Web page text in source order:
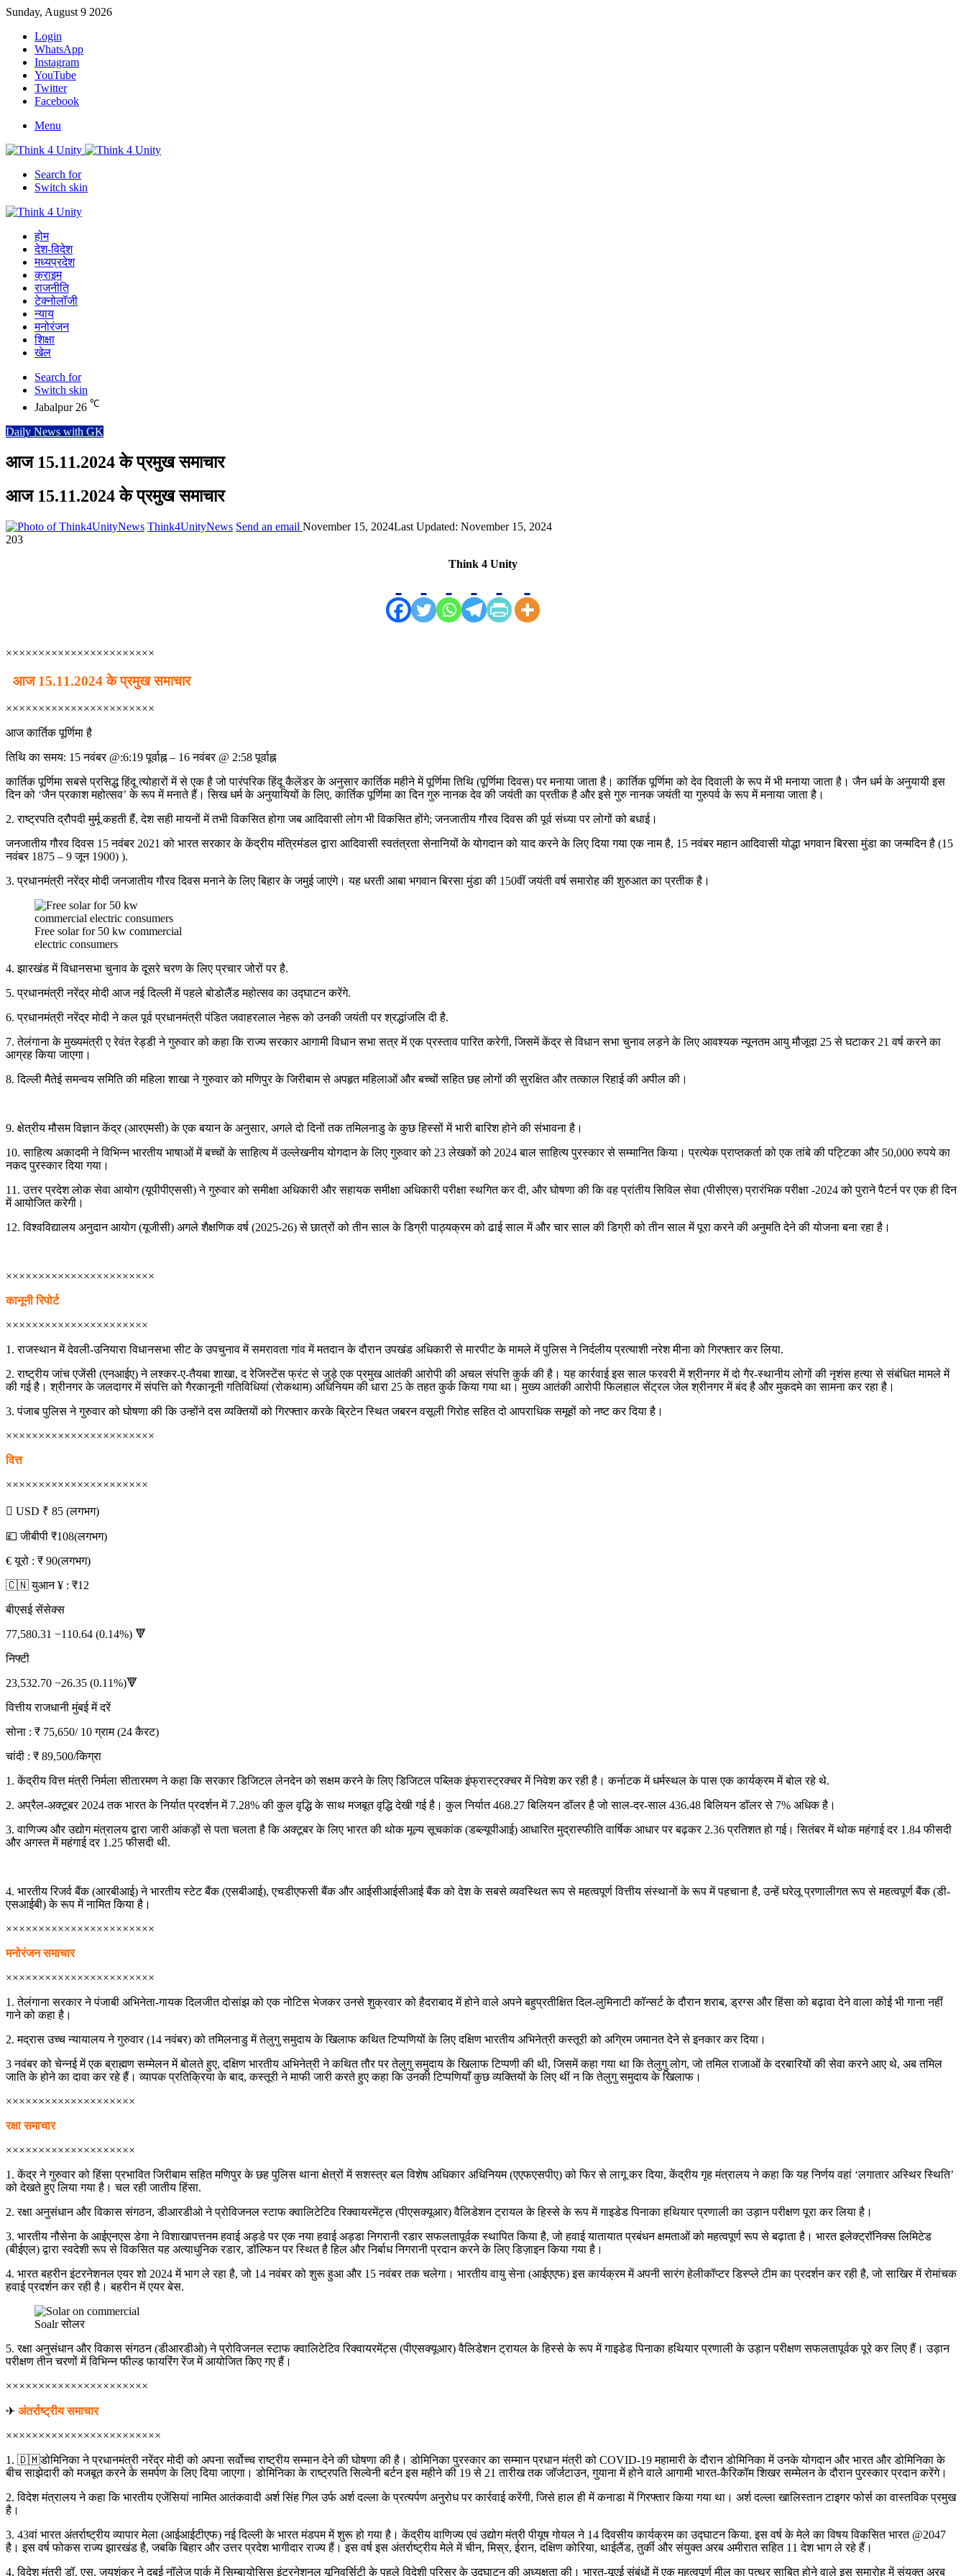
Sunday, August 9 2026
Login
WhatsApp
Instagram
YouTube
Twitter
Facebook
Menu
Search for
Switch skin
होम
देश-विदेश
मध्यप्रदेश
क्राइम
राजनीति
टेक्नोलॉजी
न्याय
मनोरंजन
शिक्षा
खेल
Search for
Switch skin
Jabalpur 26 ℃
Daily News with GK
आज 15.11.2024 के प्रमुख समाचार
आज 15.11.2024 के प्रमुख समाचार
Think4UnityNews Send an email November 15, 2024Last Updated: November 15, 2024
203
Think 4 Unity
×××××××××××××××××××××××
आज 15.11.2024 के प्रमुख समाचार
×××××××××××××××××××××××
आज कार्तिक पूर्णिमा है
तिथि का समय: 15 नवंबर @:6:19 पूर्वाह्न – 16 नवंबर @ 2:58 पूर्वाह्न
कार्तिक पूर्णिमा सबसे प्रसिद्ध हिंदू त्योहारों में से एक है जो पारंपरिक हिंदू कैलेंडर के अनुसार कार्तिक महीने में पूर्णिमा तिथि (पूर्णिमा दिवस) पर मनाया जाता है। कार्तिक पूर्णिमा को देव दिवाली के रूप में भी मनाया जाता है। जैन धर्म के अनुयायी इस
दिन को ‘जैन प्रकाश महोत्सव’ के रूप में मनाते हैं। सिख धर्म के अनुयायियों के लिए, कार्तिक पूर्णिमा का दिन गुरु नानक देव की जयंती का प्रतीक है और इसे गुरु नानक जयंती या गुरुपर्व के रूप में मनाया जाता है।
2. राष्ट्रपति द्रौपदी मुर्मू कहती हैं, देश सही मायनों में तभी विकसित होगा जब आदिवासी लोग भी विकसित होंगे; जनजातीय गौरव दिवस की पूर्व संध्या पर लोगों को बधाई।
जनजातीय गौरव दिवस 15 नवंबर 2021 को भारत सरकार के केंद्रीय मंत्रिमंडल द्वारा आदिवासी स्वतंत्रता सेनानियों के योगदान को याद करने के लिए दिया गया एक नाम है, 15 नवंबर महान आदिवासी योद्धा भगवान बिरसा मुंडा का जन्मदिन है (15
नवंबर 1875 – 9 जून 1900) ).
3. प्रधानमंत्री नरेंद्र मोदी जनजातीय गौरव दिवस मनाने के लिए बिहार के जमुई जाएंगे। यह धरती आबा भगवान बिरसा मुंडा की 150वीं जयंती वर्ष समारोह की शुरुआत का प्रतीक है।
Free solar for 50 kw commercial
electric consumers
4. झारखंड में विधानसभा चुनाव के दूसरे चरण के लिए प्रचार जोरों पर है.
5. प्रधानमंत्री नरेंद्र मोदी आज नई दिल्ली में पहले बोडोलैंड महोत्सव का उद्घाटन करेंगे.
6. प्रधानमंत्री नरेंद्र मोदी ने कल पूर्व प्रधानमंत्री पंडित जवाहरलाल नेहरू को उनकी जयंती पर श्रद्धांजलि दी है.
7. तेलंगाना के मुख्यमंत्री ए रेवंत रेड्डी ने गुरुवार को कहा कि राज्य सरकार आगामी विधान सभा सत्र में एक प्रस्ताव पारित करेगी, जिसमें केंद्र से विधान सभा चुनाव लड़ने के लिए आवश्यक न्यूनतम आयु मौजूदा 25 से घटाकर 21 वर्ष करने का
आग्रह किया जाएगा।
8. दिल्ली मैतेई समन्वय समिति की महिला शाखा ने गुरुवार को मणिपुर के जिरीबाम से अपहृत महिलाओं और बच्चों सहित छह लोगों की सुरक्षित और तत्काल रिहाई की अपील की।
9. क्षेत्रीय मौसम विज्ञान केंद्र (आरएमसी) के एक बयान के अनुसार, अगले दो दिनों तक तमिलनाडु के कुछ हिस्सों में भारी बारिश होने की संभावना है।
10. साहित्य अकादमी ने विभिन्न भारतीय भाषाओं में बच्चों के साहित्य में उल्लेखनीय योगदान के लिए गुरुवार को 23 लेखकों को 2024 बाल साहित्य पुरस्कार से सम्मानित किया। प्रत्येक प्राप्तकर्ता को एक तांबे की पट्टिका और 50,000 रुपये का
नकद पुरस्कार दिया गया।
11. उत्तर प्रदेश लोक सेवा आयोग (यूपीपीएससी) ने गुरुवार को समीक्षा अधिकारी और सहायक समीक्षा अधिकारी परीक्षा स्थगित कर दी, और घोषणा की कि वह प्रांतीय सिविल सेवा (पीसीएस) प्रारंभिक परीक्षा -2024 को पुराने पैटर्न पर एक ही दिन
में आयोजित करेगी।
12. विश्वविद्यालय अनुदान आयोग (यूजीसी) अगले शैक्षणिक वर्ष (2025-26) से छात्रों को तीन साल के डिग्री पाठ्यक्रम को ढाई साल में और चार साल की डिग्री को तीन साल में पूरा करने की अनुमति देने की योजना बना रहा है।
×××××××××××××××××××××××
कानूनी रिपोर्ट
××××××××××××××××××××××
1. राजस्थान में देवली-उनियारा विधानसभा सीट के उपचुनाव में समरावता गांव में मतदान के दौरान उपखंड अधिकारी से मारपीट के मामले में पुलिस ने निर्दलीय प्रत्याशी नरेश मीना को गिरफ्तार कर लिया.
2. राष्ट्रीय जांच एजेंसी (एनआईए) ने लश्कर-ए-तैयबा शाखा, द रेजिस्टेंस फ्रंट से जुड़े एक प्रमुख आतंकी आरोपी की अचल संपत्ति कुर्क की है। यह कार्रवाई इस साल फरवरी में श्रीनगर में दो गैर-स्थानीय लोगों की नृशंस हत्या से संबंधित मामले में
की गई है। श्रीनगर के जलदागर में संपत्ति को गैरकानूनी गतिविधियां (रोकथाम) अधिनियम की धारा 25 के तहत कुर्क किया गया था। मुख्य आतंकी आरोपी फिलहाल सेंट्रल जेल श्रीनगर में बंद है और मुकदमे का सामना कर रहा है।
3. पंजाब पुलिस ने गुरुवार को घोषणा की कि उन्होंने दस व्यक्तियों को गिरफ्तार करके ब्रिटेन स्थित जबरन वसूली गिरोह सहित दो आपराधिक समूहों को नष्ट कर दिया है।
×××××××××××××××××××××××
वित्त
××××××××××××××××××××××
 USD ₹ 85 (लगभग)
💷 जीबीपी ₹108(लगभग)
€ यूरो : ₹ 90(लगभग)
🇨🇳 युआन ¥ : ₹12
बीएसई सेंसेक्स
77,580.31 −110.64 (0.14%) 🔻
निफ्टी
23,532.70 −26.35 (0.11%)🔻
वित्तीय राजधानी मुंबई में दरें
सोना : ₹ 75,650/ 10 ग्राम (24 कैरट)
चांदी : ₹ 89,500/किग्रा
1. केंद्रीय वित्त मंत्री निर्मला सीतारमण ने कहा कि सरकार डिजिटल लेनदेन को सक्षम करने के लिए डिजिटल पब्लिक इंफ्रास्ट्रक्चर में निवेश कर रही है। कर्नाटक में धर्मस्थल के पास एक कार्यक्रम में बोल रहे थे.
2. अप्रैल-अक्टूबर 2024 तक भारत के निर्यात प्रदर्शन में 7.28% की कुल वृद्धि के साथ मजबूत वृद्धि देखी गई है। कुल निर्यात 468.27 बिलियन डॉलर है जो साल-दर-साल 436.48 बिलियन डॉलर से 7% अधिक है।
3. वाणिज्य और उद्योग मंत्रालय द्वारा जारी आंकड़ों से पता चलता है कि अक्टूबर के लिए भारत की थोक मूल्य सूचकांक (डब्ल्यूपीआई) आधारित मुद्रास्फीति वार्षिक आधार पर बढ़कर 2.36 प्रतिशत हो गई। सितंबर में थोक महंगाई दर 1.84 फीसदी
और अगस्त में महंगाई दर 1.25 फीसदी थी.
4. भारतीय रिजर्व बैंक (आरबीआई) ने भारतीय स्टेट बैंक (एसबीआई), एचडीएफसी बैंक और आईसीआईसीआई बैंक को देश के सबसे व्यवस्थित रूप से महत्वपूर्ण वित्तीय संस्थानों के रूप में पहचाना है, उन्हें घरेलू प्रणालीगत रूप से महत्वपूर्ण बैंक (डी-
एसआईबी) के रूप में नामित किया है।
×××××××××××××××××××××××
मनोरंजन समाचार
×××××××××××××××××××××××
1. तेलंगाना सरकार ने पंजाबी अभिनेता-गायक दिलजीत दोसांझ को एक नोटिस भेजकर उनसे शुक्रवार को हैदराबाद में होने वाले अपने बहुप्रतीक्षित दिल-लुमिनाटी कॉन्सर्ट के दौरान शराब, ड्रग्स और हिंसा को बढ़ावा देने वाला कोई भी गाना नहीं
गाने को कहा है।
2. मद्रास उच्च न्यायालय ने गुरुवार (14 नवंबर) को तमिलनाडु में तेलुगु समुदाय के खिलाफ कथित टिप्पणियों के लिए दक्षिण भारतीय अभिनेत्री कस्तूरी को अग्रिम जमानत देने से इनकार कर दिया।
3 नवंबर को चेन्नई में एक ब्राह्मण सम्मेलन में बोलते हुए, दक्षिण भारतीय अभिनेत्री ने कथित तौर पर तेलुगु समुदाय के खिलाफ टिप्पणी की थी, जिसमें कहा गया था कि तेलुगु लोग, जो तमिल राजाओं के दरबारियों की सेवा करने आए थे, अब तमिल
जाति के होने का दावा कर रहे हैं। व्यापक प्रतिक्रिया के बाद, कस्तूरी ने माफी जारी करते हुए कहा कि उनकी टिप्पणियाँ कुछ व्यक्तियों के लिए थीं न कि तेलुगु समुदाय के खिलाफ।
××××××××××××××××××××
रक्षा समाचार
××××××××××××××××××××
1. केंद्र ने गुरुवार को हिंसा प्रभावित जिरीबाम सहित मणिपुर के छह पुलिस थाना क्षेत्रों में सशस्त्र बल विशेष अधिकार अधिनियम (एएफएसपीए) को फिर से लागू कर दिया, केंद्रीय गृह मंत्रालय ने कहा कि यह निर्णय वहां ‘लगातार अस्थिर स्थिति’
को देखते हुए लिया गया है। चल रही जातीय हिंसा.
2. रक्षा अनुसंधान और विकास संगठन, डीआरडीओ ने प्रोविजनल स्टाफ क्वालिटेटिव रिक्वायरमेंट्स (पीएसक्यूआर) वैलिडेशन ट्रायल के हिस्से के रूप में गाइडेड पिनाका हथियार प्रणाली का उड़ान परीक्षण पूरा कर लिया है।
3. भारतीय नौसेना के आईएनएस डेगा ने विशाखापत्तनम हवाई अड्डे पर एक नया हवाई अड्डा निगरानी रडार सफलतापूर्वक स्थापित किया है, जो हवाई यातायात प्रबंधन क्षमताओं को महत्वपूर्ण रूप से बढ़ाता है। भारत इलेक्ट्रॉनिक्स लिमिटेड
(बीईएल) द्वारा स्वदेशी रूप से विकसित यह अत्याधुनिक रडार, डॉल्फिन पर स्थित है हिल और निर्बाध निगरानी प्रदान करने के लिए डिज़ाइन किया गया है।
4. भारत बहरीन इंटरनेशनल एयर शो 2024 में भाग ले रहा है, जो 14 नवंबर को शुरू हुआ और 15 नवंबर तक चलेगा। भारतीय वायु सेना (आईएएफ) इस कार्यक्रम में अपनी सारंग हेलीकॉप्टर डिस्प्ले टीम का प्रदर्शन कर रही है, जो साखिर में रोमांचक
हवाई प्रदर्शन कर रही है। बहरीन में एयर बेस.
Soalr सोलर
5. रक्षा अनुसंधान और विकास संगठन (डीआरडीओ) ने प्रोविजनल स्टाफ क्वालिटेटिव रिक्वायरमेंट्स (पीएसक्यूआर) वैलिडेशन ट्रायल के हिस्से के रूप में गाइडेड पिनाका हथियार प्रणाली के उड़ान परीक्षण सफलतापूर्वक पूरे कर लिए हैं। उड़ान
परीक्षण तीन चरणों में विभिन्न फील्ड फायरिंग रेंज में आयोजित किए गए हैं।
××××××××××××××××××××××
✈ अंतर्राष्ट्रीय समाचार
××××××××××××××××××××××××
1. 🇩🇲डोमिनिका ने प्रधानमंत्री नरेंद्र मोदी को अपना सर्वोच्च राष्ट्रीय सम्मान देने की घोषणा की है। डोमिनिका पुरस्कार का सम्मान प्रधान मंत्री को COVID-19 महामारी के दौरान डोमिनिका में उनके योगदान और भारत और डोमिनिका के
बीच साझेदारी को मजबूत करने के समर्पण के लिए दिया जाएगा। डोमिनिका के राष्ट्रपति सिल्वेनी बर्टन इस महीने की 19 से 21 तारीख तक जॉर्जटाउन, गुयाना में होने वाले आगामी भारत-कैरिकॉम शिखर सम्मेलन के दौरान पुरस्कार प्रदान करेंगे।
2. विदेश मंत्रालय ने कहा कि भारतीय एजेंसियां नामित आतंकवादी अर्श सिंह गिल उर्फ अर्श दल्ला के प्रत्यर्पण अनुरोध पर कार्रवाई करेंगी, जिसे हाल ही में कनाडा में गिरफ्तार किया गया था। अर्श दल्ला खालिस्तान टाइगर फोर्स का वास्तविक प्रमुख
है।
3. 43वां भारत अंतर्राष्ट्रीय व्यापार मेला (आईआईटीएफ) नई दिल्ली के भारत मंडपम में शुरू हो गया है। केंद्रीय वाणिज्य एवं उद्योग मंत्री पीयूष गोयल ने 14 दिवसीय कार्यक्रम का उद्घाटन किया. इस वर्ष के मेले का विषय विकसित भारत @2047
है। इस वर्ष फोकस राज्य झारखंड है, जबकि बिहार और उत्तर प्रदेश भागीदार राज्य हैं। इस वर्ष इस अंतर्राष्ट्रीय मेले में चीन, मिस्र, ईरान, दक्षिण कोरिया, थाईलैंड, तुर्की और संयुक्त अरब अमीरात सहित 11 देश भाग ले रहे हैं।
4. विदेश मंत्री डॉ. एस. जयशंकर ने दुबई नॉलेज पार्क में सिम्बायोसिस इंटरनेशनल यूनिवर्सिटी के पहले विदेशी परिसर के उद्घाटन की अध्यक्षता की। भारत-यूएई संबंधों में एक महत्वपूर्ण मील का पत्थर साबित होने वाले इस समारोह में संयुक्त अरब